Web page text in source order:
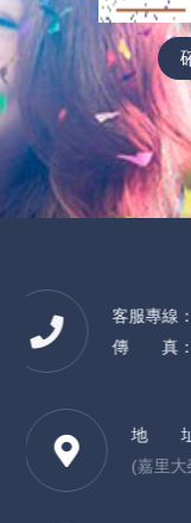
客服專線
傳 真：
地
(嘉里